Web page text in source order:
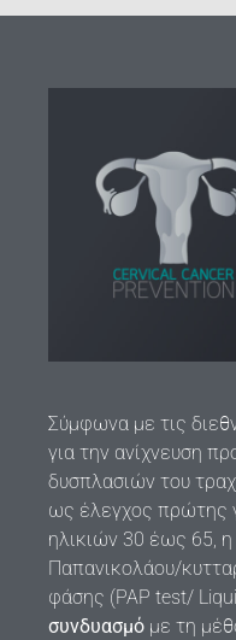
Σύμφωνα με τις
για την ανίχνευση
δυσπλασιών του
ως έλεγχος πρώτης
ηλικιών 30 έως 65,
Παπανικολάου/
φάσης (PAP test/
συνδυασμό με τη